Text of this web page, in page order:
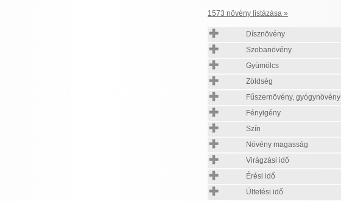
1573 növény listázása »
Dísznövény
Szobanövény
Gyümölcs
Zöldség
Fűszernövény, gyógynövény
Fényigény
Szín
Növény magasság
Virágzási idő
Érési idő
Ültetési idő